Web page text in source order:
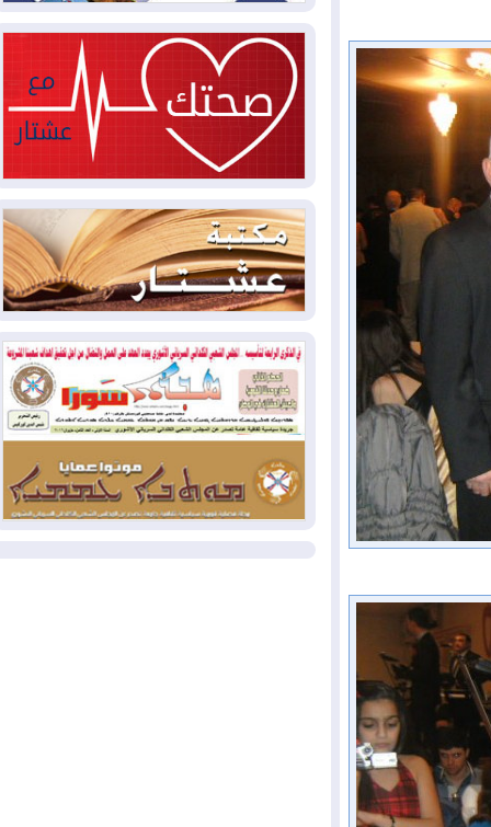
2026-08-01تقرير: الولايات المتحدة تسحب
منظومة باتريوت الدفاعية من أربيل
2026-08-01النفط: اتفاقية ثلاثية لاستئناف
التصدير عبر جيهان بطاقة 750 ألف برميل
2026-08-01"في أقرب وقت ممكن".. إدارة
ترامب تخطط لشن ضربات جديدة على إيران
2026-07-31أتروشي: قرار السلم والحرب
في العراق "مختطف" وخارج سيطرة
الحكومة
2026-07-31
50 درجة مئوية في 5
محافظات.. العراق على موعد مع موجة حر
السبت
2026-07-31
سبتة تهز أوروبا.. إيطاليا تهدد
بورقة شنغن وفرنسا تشدد الحدود